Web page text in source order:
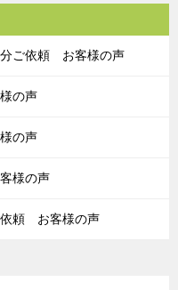
分ご依頼 お客様の声
の声
の声
様の声
依頼 お客様の声